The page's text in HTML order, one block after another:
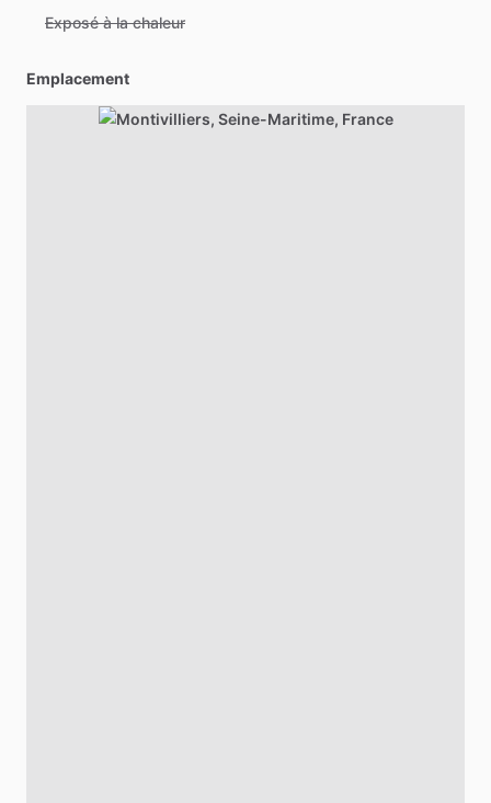
Exposé à la chaleur
Emplacement